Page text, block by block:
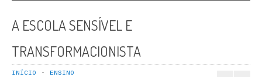
COLEÇÃO APRENDE A COLORIR
A ESCOLA SENSÍVEL E
TRANSFORMACIONISTA
INÍCIO
ENSINO